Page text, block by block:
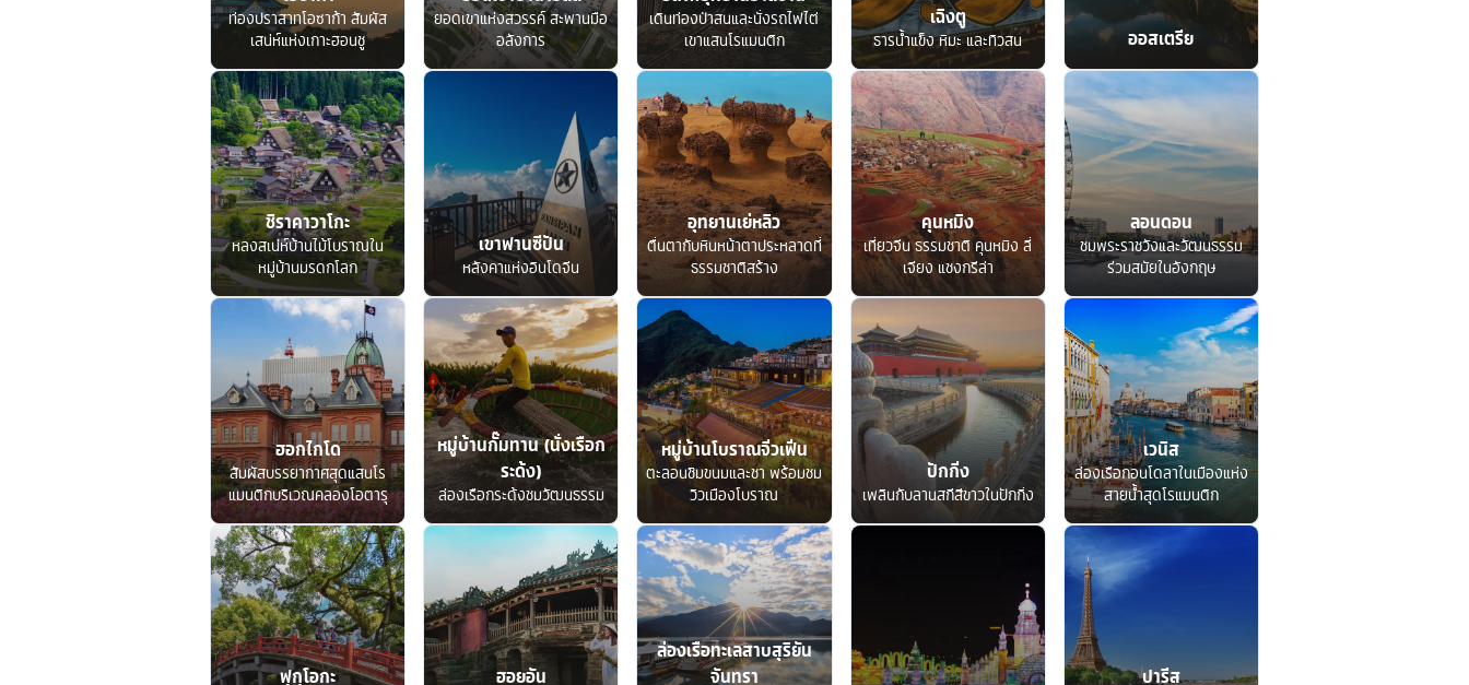
ท่องปราสาทโอซาก้า สัมผัส
เสน่ห์แห่งเกาะฮอนชู
ชิราคาวาโกะ
หลงสเน่ห์บ้านไม้โบราณใน
หมู่บ้านมรดกโลก
ฮอกไกโด
สัมผัสบรรยากาศสุดแสนโร
แมนติกบริเวณคลองโอตารุ
ฟุกุโอกะ
ยอดเขาแห่งสวรรค์ สะพานมือ
อลังการ
เขาฟานซีปัน
หลังคาแห่งอินโดจีน
หมู่บ้านกั๊มทาน (นั่งเรือก
ระด้ง)
ล่องเรือกระด้งชมวัฒนธรรม
ฮอยอัน
เดินท่องป่าสนและนั่งรถไฟไต่
เขาแสนโรแมนติก
อุทยานเย่หลิว
ตื่นตากับหินหน้าตาประหลาดที่
ธรรมชาติสร้าง
หมู่บ้านโบราณจิ่วเฟิ่น
ตะลอนชิมขนมและชา พร้อมชม
วิวเมืองโบราณ
ล่องเรือทะเลสาบสุริยัน
จันทรา
เฉิงตู
ธารน้ำแข็ง หิมะ และทิวสน
คุนหมิง
เที่ยวจีน ธรรมชาติ คุนหมิง ลี่
เจียง แชงกรีล่า
ปักกิ่ง
เพลินกับลานสกีสีขาวในปักกิ่ง
ออสเตรีย
ลอนดอน
ชมพระราชวังและวัฒนธรรม
ร่วมสมัยในอังกฤษ
เวนิส
ล่องเรือกอนโดลาในเมืองแห่ง
สายน้ำสุดโรแมนติก
ปารีส